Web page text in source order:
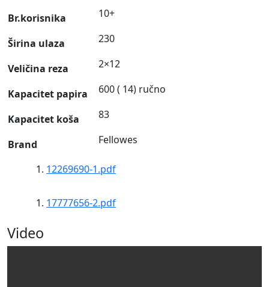
Br.korisnika 10+
Širina ulaza 230
Veličina reza 2×12
Kapacitet papira 600 ( 14) ručno
Kapacitet koša 83
Brand Fellowes
12269690-1.pdf
17777656-2.pdf
Video